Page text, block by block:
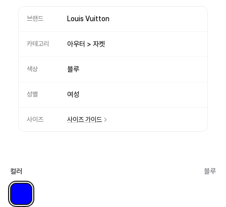
브랜드 Louis Vuitton
카테고리 아우터 > 자켓
색상 블루
성별 여성
사이즈 사이즈 가이드
컬러 블루